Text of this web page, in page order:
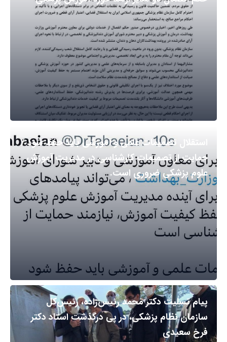
استقلال تصمیمات علمی و آموزشی باید حفظ شود /
حمایت از تصمیمات کارشناسی در مدیریت آموزش
علوم پزشکی ضروری است.
پیام تسلیت دکتر محمد رئیس‌زاده، رئیس‌کل
سازمان نظام پزشکی، در پی درگذشت استاد دکتر
فرخ سعیدی